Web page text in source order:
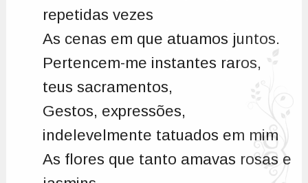
repetidas vezes
As cenas em que atuamos juntos.
Pertencem-me instantes raros,
teus sacramentos,
Gestos, expressões,
indelevelmente tatuados em mim
As flores que tanto amavas rosas e